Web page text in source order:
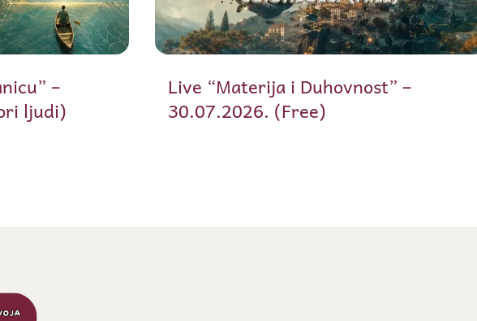
–
ljudi)
Live “Materija i Duhovnost” –
30.07.2026. (Free)